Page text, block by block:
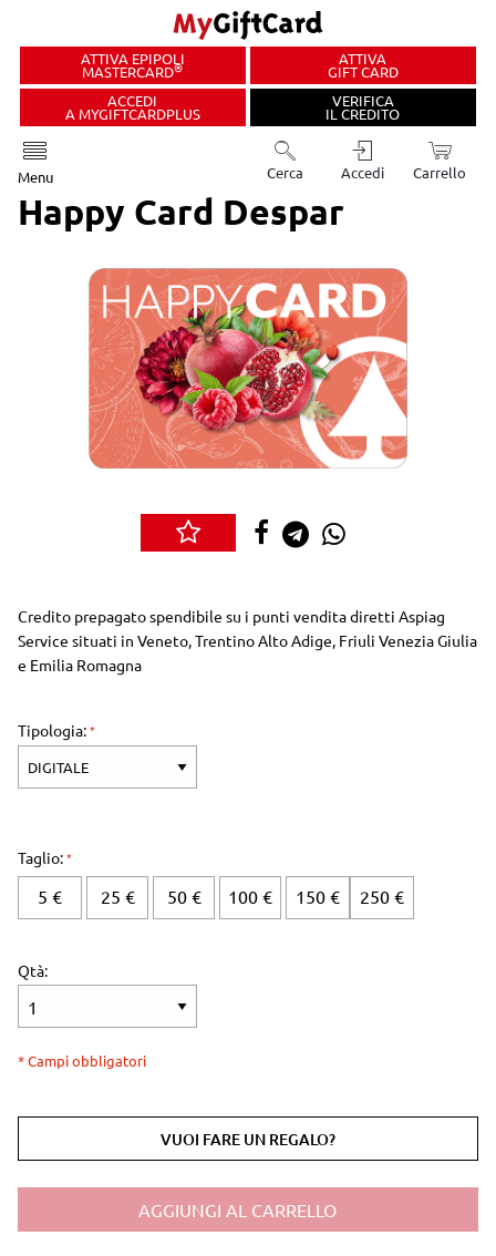
ATTIVA EPIPOLI
MASTERCARD® ATTIVA
GIFT CARD
ACCEDI
A MYGIFTCARDPLUS
VERIFICA
IL CREDITO
Menu Cerca Accedi Carrello
Happy Card Despar
Credito prepagato spendibile su i punti vendita diretti Aspiag
Service situati in Veneto, Trentino Alto Adige, Friuli Venezia Giulia
e Emilia Romagna
Tipologia:
Taglio:
5 € 25 € 50 € 100 € 150 € 250 €
Qtà:
* Campi obbligatori
VUOI FARE UN REGALO?
AGGIUNGI AL CARRELLO